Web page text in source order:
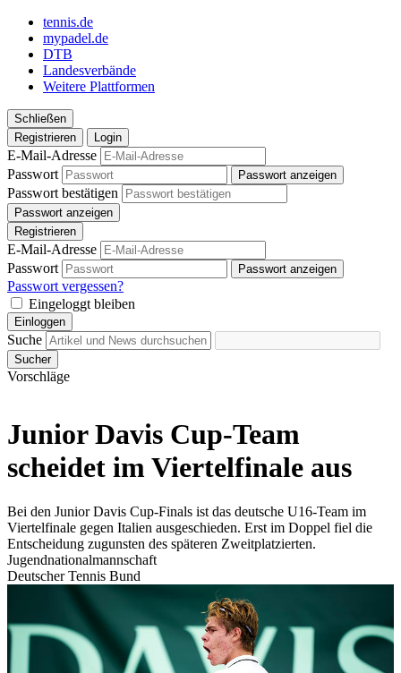
tennis.de
mypadel.de
DTB
Landesverbände
Weitere Plattformen
Schließen
Registrieren
Login
E-Mail-Adresse
Passwort
Passwort anzeigen
Passwort bestätigen
Passwort anzeigen
Registrieren
E-Mail-Adresse
Passwort
Passwort anzeigen
Passwort vergessen?
Eingeloggt bleiben
Einloggen
Suche
Sucher
Vorschläge
Junior Davis Cup-Team
scheidet im Viertelfinale aus
Bei den Junior Davis Cup-Finals ist das deutsche U16-Team im
Viertelfinale gegen Italien ausgeschieden. Erst im Doppel fiel die
Entscheidung zugunsten des späteren Zweitplatzierten.
Jugendnationalmannschaft
Deutscher Tennis Bund